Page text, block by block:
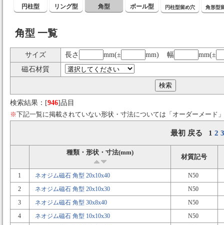
円柱型 リング型 角型 ボール型 円柱型留め穴 角形型
角型 一覧
サイズ 長さ mm(± mm) 幅
mm(±
磁石材質
検索結果：[946]品目
※下記一覧に掲載されていない形状・寸法については「オーダーメード
最初 戻る 1 2 3
種類・形状・寸法(mm)
材質記号
1 ネオジム磁石 角型 20x10x40
N50
2
ネオジム磁石 角型 20x10x30
N50
3
ネオジム磁石 角型 30x8x40
N50
4
ネオジム磁石 角型 10x10x30
N50